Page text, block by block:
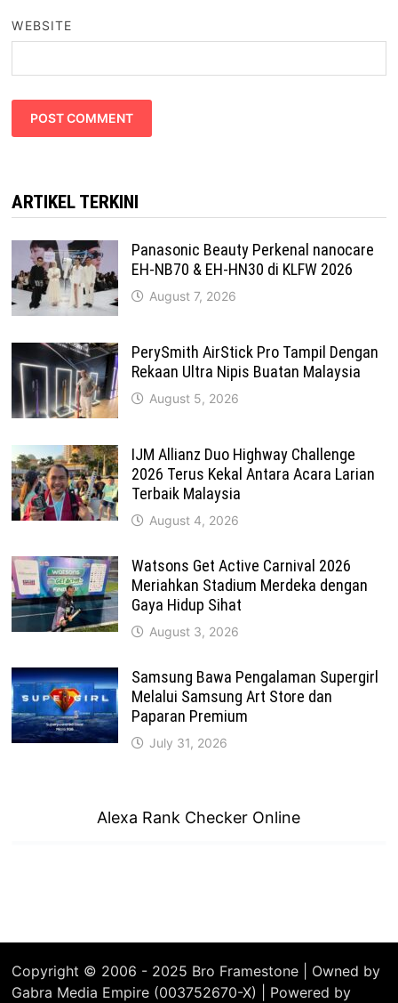
WEBSITE
ARTIKEL TERKINI
Panasonic Beauty Perkenal nanocare
EH-NB70 & EH-HN30 di KLFW 2026
August 7, 2026
PerySmith AirStick Pro Tampil Dengan
Rekaan Ultra Nipis Buatan Malaysia
August 5, 2026
IJM Allianz Duo Highway Challenge
2026 Terus Kekal Antara Acara Larian
Terbaik Malaysia
August 4, 2026
Watsons Get Active Carnival 2026
Meriahkan Stadium Merdeka dengan
Gaya Hidup Sihat
August 3, 2026
Samsung Bawa Pengalaman Supergirl
Melalui Samsung Art Store dan
Paparan Premium
July 31, 2026
Alexa Rank Checker Online